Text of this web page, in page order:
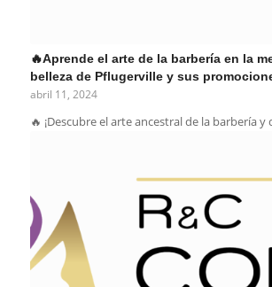
🔥Aprende el arte de la barbería en la
belleza de Pflugerville y sus
abril 11, 2024
🔥 ¡Descubre el arte ancestral de la barbería